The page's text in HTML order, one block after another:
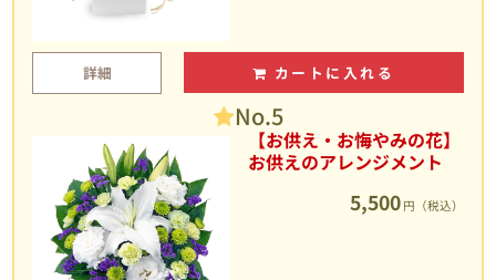
詳細 カートに入れる
No.5
【お供え・お悔やみの花】
お供えのアレンジメント
5,500 円（税込）